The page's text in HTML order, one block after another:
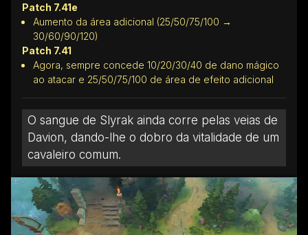
Patch 7.41e
Aumento da área adicional (25/50/75/100 →
30/60/90/120)
Patch 7.41
Agora, sempre concede 10/20/30/40 de dano mágico
ao atacar e 25/50/75/100 de área de efeito adicional
O sangue de Slyrak ainda corre pelas veias de
Davion, dando-lhe o dobro da vitalidade de um
cavaleiro comum.